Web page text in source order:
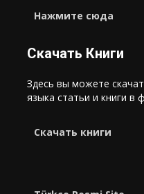
Нажмите сюда
Скачать Книги
Здесь вы можете
языка статьи и книги в
Cкачать книги